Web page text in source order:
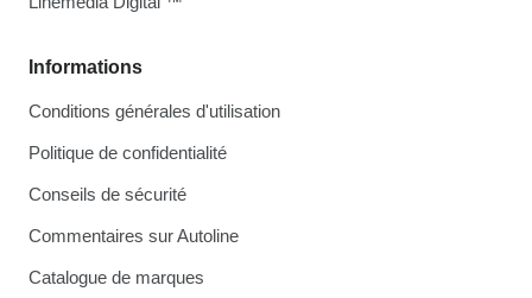
Informations
Conditions générales d'utilisation
Politique de confidentialité
Conseils de sécurité
Commentaires sur Autoline
Catalogue de marques